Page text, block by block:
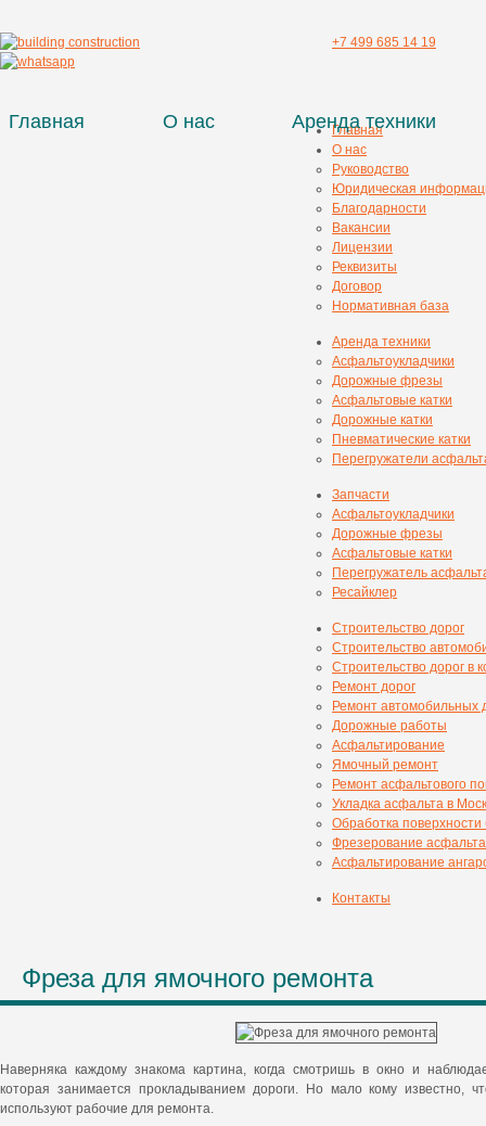
+7 499 685 14 19
Главная О нас Аренда техники
Главная
О нас
Руководство
Юридическая
Благодарности
Вакансии
Лицензии
Реквизиты
Договор
Нормативная база
Аренда техники
Асфальтоукладчики
Дорожные фрезы
Асфальтовые катки
Дорожные катки
Пневматические катки
Перегружатели
Запчасти
Асфальтоукладчики
Дорожные фрезы
Асфальтовые катки
Перегружатель
Ресайклер
Строительство дорог
Строительство
Строительство дорог в
Ремонт дорог
Ремонт автомобильных
Дорожные работы
Асфальтирование
Ямочный ремонт
Ремонт асфальтового
Укладка асфальта в
Обработка
Фрезерование асфальта
Асфальтирование
Контакты
Фреза для ямочного ремонта
Наверняка каждому знакома картина, когда смотришь в окно и
которая занимается прокладыванием дороги. Но мало кому известно,
используют рабочие для ремонта.